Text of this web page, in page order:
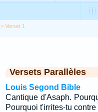
> Verset 1
Versets Parallèles
Louis Segond Bible
Cantique d'Asaph.
Pourquoi t'irrites-tu